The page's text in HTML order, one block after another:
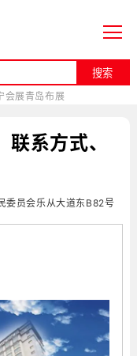
搜索
会展青岛布展
系方式、
委员会乐从大道东B82号